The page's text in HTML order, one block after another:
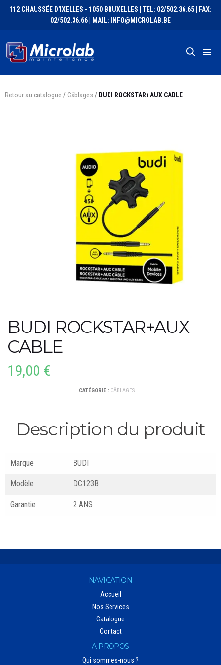
112 CHAUSSÉE D'IXELLES - 1050 BRUXELLES | TEL: 02/502.36.65 | FAX:
02/502.36.66 | MAIL: INFO@MICROLAB.BE
Retour au catalogue / Câblages / BUDI ROCKSTAR+AUX CABLE
BUDI ROCKSTAR+AUX
CABLE
19,00 €
CATÉGORIE : CÂBLAGES
Description du produit
Marque BUDI
Modèle DC123B
Garantie 2 ANS
NAVIGATION
Accueil
Nos Services
Catalogue
Contact
A PROPOS
Qui sommes-nous ?